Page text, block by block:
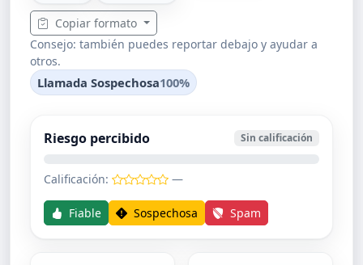
Copiar formato
Consejo: también puedes reportar debajo y ayudar a
otros.
Llamada Sospechosa100%
Riesgo percibido Sin calificación
Calificación: —
Fiable Sospechosa Spam